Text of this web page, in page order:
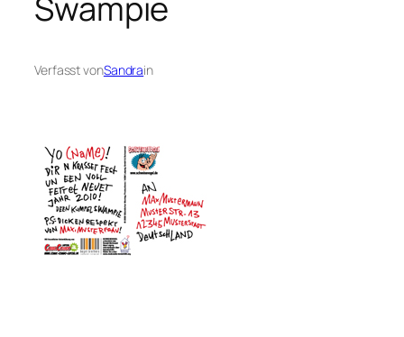
Verfasst vonSandrain